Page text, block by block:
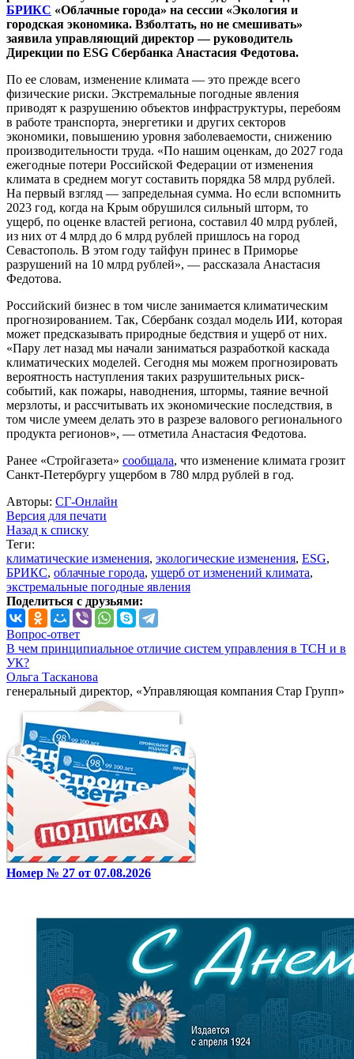
БРИКС «Облачные города» на сессии «Экология и
городская экономика. Взболтать, но не смешивать»
заявила управляющий директор — руководитель
Дирекции по ESG Сбербанка Анастасия Федотова.
По ее словам, изменение климата — это прежде всего
физические риски. Экстремальные погодные явления
приводят к разрушению объектов инфраструктуры, перебоям
в работе транспорта, энергетики и других секторов
экономики, повышению уровня заболеваемости, снижению
производительности труда. «По нашим оценкам, до 2027 года
ежегодные потери Российской Федерации от изменения
климата в среднем могут составить порядка 58 млрд рублей.
На первый взгляд — запредельная сумма. Но если вспомнить
2023 год, когда на Крым обрушился сильный шторм, то
ущерб, по оценке властей региона, составил 40 млрд рублей,
из них от 4 млрд до 6 млрд рублей пришлось на город
Севастополь. В этом году тайфун принес в Приморье
разрушений на 10 млрд рублей», — рассказала Анастасия
Федотова.
Российский бизнес в том числе занимается климатическим
прогнозированием. Так, Сбербанк создал модель ИИ, которая
может предсказывать природные бедствия и ущерб от них.
«Пару лет назад мы начали заниматься разработкой каскада
климатических моделей. Сегодня мы можем прогнозировать
вероятность наступления таких разрушительных риск-
событий, как пожары, наводнения, штормы, таяние вечной
мерзлоты, и рассчитывать их экономические последствия, в
том числе умеем делать это в разрезе валового регионального
продукта регионов», — отметила Анастасия Федотова.
Ранее «Стройгазета» сообщала, что изменение климата грозит
Санкт-Петербургу ущербом в 780 млрд рублей в год.
Авторы: СГ-Онлайн
Версия для печати
Назад к списку
Теги:
климатические изменения, экологические изменения, ESG,
БРИКС, облачные города, ущерб от изменений климата,
экстремальные погодные явления
Поделиться с друзьями:
Вопрос-ответ
В чем принципиальное отличие систем управления в ТСН и в
УК?
Ольга Тасканова
генеральный директор, «Управляющая компания Стар Групп»
Номер № 27 от 07.08.2026